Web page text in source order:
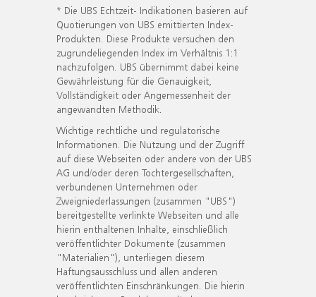
* Die UBS Echtzeit- Indikationen basieren auf
Quotierungen von UBS emittierten Index-
Produkten. Diese Produkte versuchen den
zugrundeliegenden Index im Verhältnis 1:1
nachzufolgen. UBS übernimmt dabei keine
Gewährleistung für die Genauigkeit,
Vollständigkeit oder Angemessenheit der
angewandten Methodik.
Wichtige rechtliche und regulatorische
Informationen. Die Nutzung und der Zugriff
auf diese Webseiten oder andere von der UBS
AG und/oder deren Tochtergesellschaften,
verbundenen Unternehmen oder
Zweigniederlassungen (zusammen "UBS")
bereitgestellte verlinkte Webseiten und alle
hierin enthaltenen Inhalte, einschließlich
veröffentlichter Dokumente (zusammen
"Materialien"), unterliegen diesem
Haftungsausschluss und allen anderen
veröffentlichten Einschränkungen. Die hierin